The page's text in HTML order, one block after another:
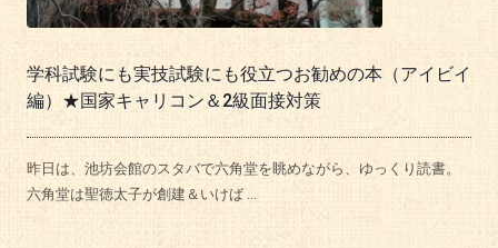
学科試験にも実技試験にも役立つお勧めの本（アイビイ
編）★国家キャリコン＆2級面接対策
昨日は、池坊会館のスタバで六角堂を眺めながら、ゆっくり読書。
六角堂は聖徳太子が創建＆いけば ...